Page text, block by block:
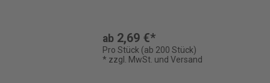
ab 2,69 €*
Pro Stück (ab 200 Stück)
* zzgl. MwSt. und Versand